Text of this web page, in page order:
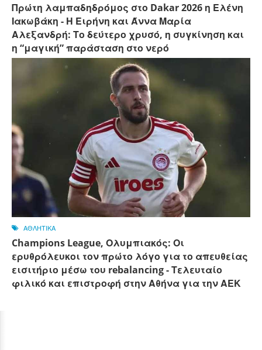
Πρώτη λαμπαδηδρόμος στο Dakar 2026 η Ελένη
Ιακωβάκη - Η Ειρήνη και Άννα Μαρία
Αλεξανδρή: Το δεύτερο χρυσό, η συγκίνηση και
η “μαγική” παράσταση στο νερό
ΑΘΛΗΤΙΚΑ
Champions League, Ολυμπιακός: Οι
ερυθρόλευκοι τον πρώτο λόγο για το απευθείας
εισιτήριο μέσω του rebalancing - Τελευταίο
φιλικό και επιστροφή στην Αθήνα για την ΑΕΚ